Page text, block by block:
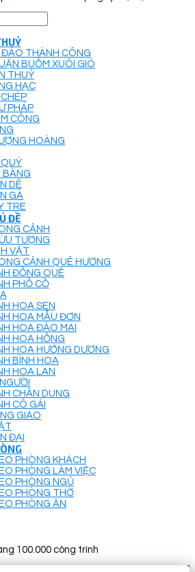
ĐÁO THÀNH CÔNG
BUỒM XUÔI GIÓ
THUỶ
HẠC
PHÁP
CÔNG
HOÀNG
BÀNG
DÊ
GÀ
TRE
ĐỀ
CẢNH
TƯỢNG
VẬT
CẢNH QUÊ HƯƠNG
ĐỒNG QUÊ
PHỐ CỔ
HOA SEN
HOA MẪU ĐƠN
HOA ĐÀO MAI
HOA HỒNG
HOA HƯỚNG DƯƠNG
BÌNH HOA
HOA LAN
CHÂN DUNG
CÔ GÁI
GIÁO
ĐẠI
PHÒNG KHÁCH
PHÒNG LÀM VIỆC
PHÒNG NGỦ
PHÒNG THỜ
PHÒNG ĂN
100.000 công trình